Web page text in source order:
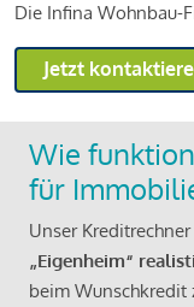
Die Infina Wohnbau-
Jetzt
Wie
für
Unser
„Eigenheim“
beim Wunschkredit